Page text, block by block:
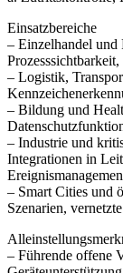
Einsatzbereiche
– Einzelhandel und
– Logistik,
– Bildung und
– Industrie und
Integrationen in
– Smart Cities und
Szenarien,
– Führende offene